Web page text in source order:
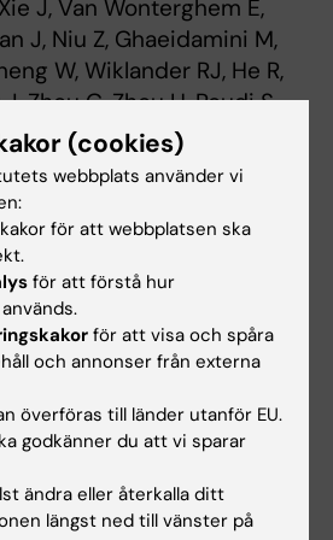
J, Van Wonterghem E,
J, Niu Z, Ghaeidamini M,
W, Wiklander RJ, He R,
Zhou G, Zhou H, Roudi S,
J, Zickler AM, Görgens A,
Hagey DW, de Jong OG,
I, Perez CM, Roberts TC,
Esbjörner EK, de Fougerolles
RE, Nordin JZ, El
Apr;16(1):4028
04-30
(cookies)
webbplats använder vi
kakor för att webbplatsen ska
för att förstå hur
för att visa och spåra
och annonser från externa
överföras till länder utanför EU.
godkänner du att vi sparar
ändra eller återkalla ditt
längst ned till vänster på